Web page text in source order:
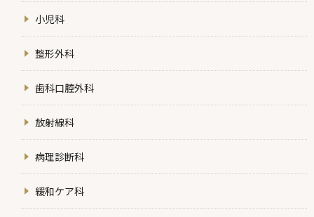
小児科
整形外科
歯科口腔外科
放射線科
病理診断科
緩和ケア科